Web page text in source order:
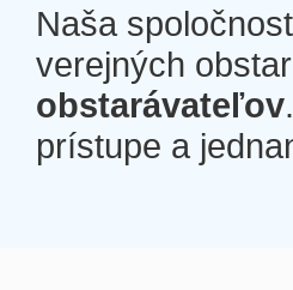
Naša
verejných
obstarávateľov
prístupe a